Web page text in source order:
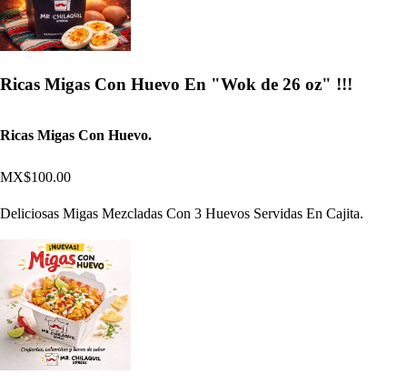
Ricas Migas Con Huevo En "Wok de 26 oz" !!!
Ricas Migas Con Huevo.
MX$100.00
Deliciosas Migas Mezcladas Con 3 Huevos Servidas En Cajita.